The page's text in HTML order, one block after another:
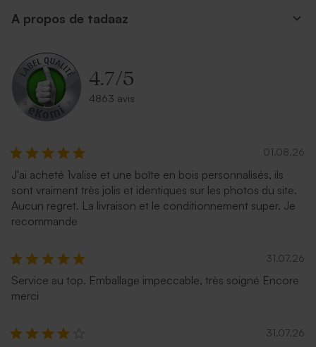
Enveloppe rouge
Enveloppe bleu ciel
rectangulaire
Enveloppe naissance
terracotta
A propos de tadaaz
4.7/5
4863 avis
01.08.26
J'ai acheté 1valise et une boîte en bois personnalisés, ils
sont vraiment très jolis et identiques sur les photos du site.
Aucun regret. La livraison et le conditionnement super. Je
recommande
31.07.26
Service au top. Emballage impeccable, très soigné Encore
merci
31.07.26